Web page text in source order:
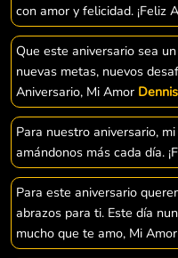
con amor y felicidad. ¡Feliz
Que este aniversario sea
nuevas metas, nuevos
Aniversario, Mi Amor Dennis
Para nuestro aniversario,
amándonos más cada día.
Para este aniversario
abrazos para ti. Este día
mucho que te amo, Mi Amor